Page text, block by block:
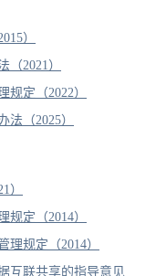
）
（2021）
规定（2022）
法（2025）
）
规定（2014）
规定（2014）
互联共享的指导意见